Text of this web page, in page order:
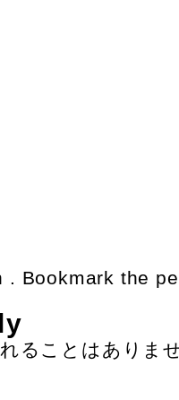
. Bookmark the
ることはありま